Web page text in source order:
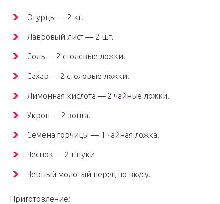
Огурцы — 2 кг.
Лавровый лист — 2 шт.
Соль — 2 столовые ложки.
Сахар — 2 столовые ложки.
Лимонная кислота — 2 чайные ложки.
Укроп — 2 зонта.
Семена горчицы — 1 чайная ложка.
Чеснок — 2 штуки
Черный молотый перец по вкусу.
Приготовление: